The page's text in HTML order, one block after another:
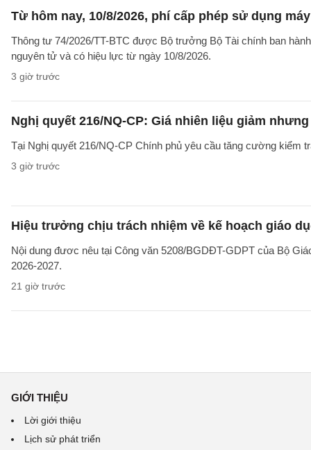
Từ hôm nay, 10/8/2026, phí cấp phép sử dụng
Thông tư 74/2026/TT-BTC được Bộ trưởng Bộ Tài chính ban
nguyên tử và có hiệu lực từ ngày 10/8/2026.
3 giờ trước
Nghị quyết 216/NQ-CP: Giá nhiên liệu giảm
Tại Nghị quyết 216/NQ-CP Chính phủ yêu cầu tăng cường kiểm
3 giờ trước
Hiệu trưởng chịu trách nhiệm về kế hoạch giáo
Nội dung đươc nêu tại Công văn 5208/BGDĐT-GDPT của Bộ
2026-2027.
21 giờ trước
GIỚI THIỆU
Lời giới thiệu
Lịch sử phát triển